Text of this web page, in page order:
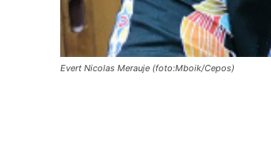
Evert Nicolas Merauje (foto:Mboik/Cepos)